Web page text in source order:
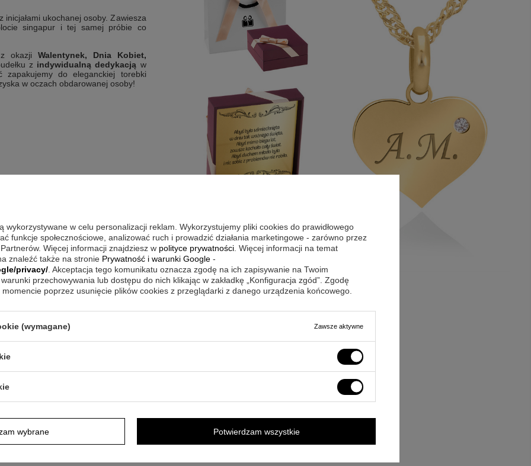
ukochanej osoby. Zawiesza
singapur i tej samej próbie co
okazji Walentynek, Dnia Kobiet,
z indywidualną dedykacją w
zapakujemy do eleganckiej torebki
w oczach obdarowanej osoby!
wykorzystywane w celu personalizacji reklam. Wykorzystujemy pliki cookies do prawidłowego
funkcje społecznościowe, analizować ruch i prowadzić działania marketingowe - zarówno przez
Więcej informacji znajdziesz w polityce prywatności . Więcej informacji na temat
znaleźć także na stronie Prywatność i warunki Google -
privacy/ . Akceptacja tego komunikatu oznacza zgodę na ich zapisywanie na Twoim
przechowywania lub dostępu do nich klikając w zakładkę „Konfiguracja zgód”. Zgodę
poprzez usunięcie plików cookies z przeglądarki z danego urządzenia końcowego.
(wymagane) Zawsze aktywne
wybrane Potwierdzam wszystkie